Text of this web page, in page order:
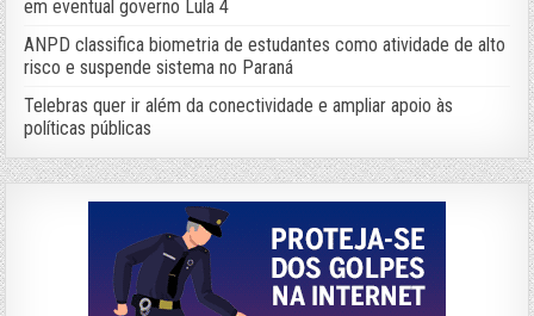
em eventual governo Lula 4
ANPD classifica biometria de estudantes como atividade de alto
risco e suspende sistema no Paraná
Telebras quer ir além da conectividade e ampliar apoio às
políticas públicas